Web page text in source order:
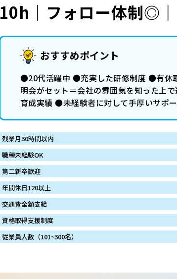
10h｜フォロー体制◎
おすすめポイント
●20代活躍中 ●充実した研修制度 ●有休
明会がセット＝会社の雰囲気を知った上
育成実績 ●未経験者に対して手厚いサポ
残業月30時間以内
職種未経験OK
第二新卒歓迎
年間休日120以上
交通費全額支給
資格取得支援制度
従業員人数（101~300名）